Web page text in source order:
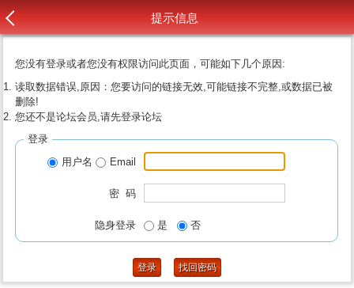
提示信息
您没有登录或者您没有权限访问此页面，可能如下几个原因:
读取数据错误,原因：您要访问的链接无效,可能链接不完整,或数据已被
删除!
您还不是论坛会员,请先登录论坛
登录
用户名
Email
密 码
隐身登录 是 否